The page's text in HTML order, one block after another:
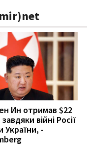
Ин отримав $22
війні Росії
України, -